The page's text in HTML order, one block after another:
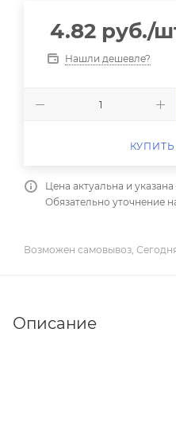
4.82 руб./
Нашли дешевле?
КУПИТЬ
Цена актуальна и
Обязательно уточнение
Возможен самовывоз,
Описание